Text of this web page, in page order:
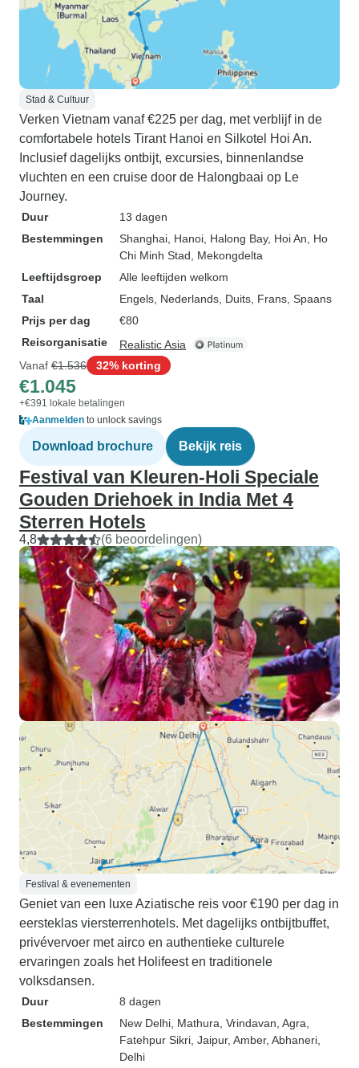
Stad & Cultuur
Verken Vietnam vanaf €225 per dag, met verblijf in de
comfortabele hotels Tirant Hanoi en Silkotel Hoi An.
Inclusief dagelijks ontbijt, excursies, binnenlandse
vluchten en een cruise door de Halongbaai op Le
Journey.
Duur
13 dagen
Bestemmingen
Shanghai , Hanoi , Halong Bay, Hoi An , Ho
Chi Minh Stad , Mekongdelta
Leeftijdsgroep
Alle leeftijden welkom
Taal
Engels, Nederlands, Duits, Frans, Spaans
Prijs per dag
€80
Reisorganisatie
Realistic Asia
Vanaf €1.536 32% korting
€1.045
+€391 lokale betalingen
Aanmelden to unlock savings
Download brochure Bekijk reis
Festival van Kleuren-Holi Speciale
Gouden Driehoek in India Met 4
Sterren Hotels
4,8 (6 beoordelingen)
Festival & evenementen
Geniet van een luxe Aziatische reis voor €190 per dag in
eersteklas viersterrenhotels. Met dagelijks ontbijtbuffet,
privévervoer met airco en authentieke culturele
ervaringen zoals het Holifeest en traditionele
volksdansen.
Duur
8 dagen
Bestemmingen
New Delhi , Mathura , Vrindavan , Agra
Fatehpur Sikri , Jaipur, Amber, Abhaneri
Delhi